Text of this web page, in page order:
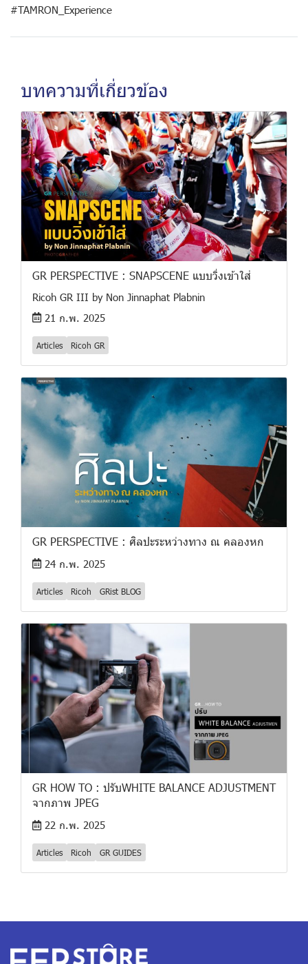
#TAMRON_Experience
บทความที่เกี่ยวข้อง
GR PERSPECTIVE : SNAPSCENE แบบวิ่งเข้าใส่
Ricoh GR III by Non Jinnaphat Plabnin
21 ก.พ. 2025
Articles Ricoh GR
GR PERSPECTIVE : ศิลปะระหว่างทาง ณ คลองหก
24 ก.พ. 2025
Articles Ricoh GRist BLOG
GR HOW TO : ปรับWHITE BALANCE ADJUSTMENT
จากภาพ JPEG
22 ก.พ. 2025
Articles Ricoh GR GUIDES